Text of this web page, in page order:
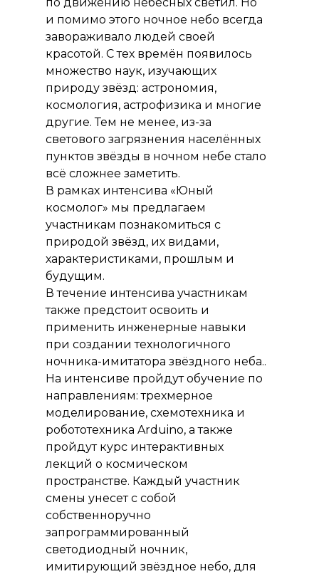
и помимо этого ночное небо всегда
завораживало людей своей
красотой. С тех времён появилось
множество наук, изучающих
природу звёзд: астрономия,
космология, астрофизика и многие
другие. Тем не менее, из-за
светового загрязнения населённых
пунктов звёзды в ночном небе стало
всё сложнее заметить.
В рамках интенсива «Юный
космолог» мы предлагаем
участникам познакомиться с
природой звёзд, их видами,
характеристиками, прошлым и
будущим.
В течение интенсива участникам
также предстоит освоить и
применить инженерные навыки
при создании технологичного
ночника-имитатора звёздного неба..
На интенсиве пройдут обучение по
направлениям: трехмерное
моделирование, схемотехника и
робототехника Arduino, а также
пройдут курс интерактивных
лекций о космическом
пространстве. Каждый участник
смены унесет с собой
собственноручно
запрограммированный
светодиодный ночник,
имитирующий звёздное небо, для